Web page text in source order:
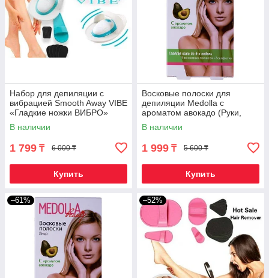
Набор для депиляции с
вибрацией Smooth Away VIBE
«Гладкие ножки ВИБРО»
В наличии
1 799 ₸ 6 000 ₸
Купить
Восковые полоски для
депиляции Medolla с
ароматом авокадо (Руки,
ноги)
В наличии
1 999 ₸ 5 600 ₸
Купить
–61% –52%